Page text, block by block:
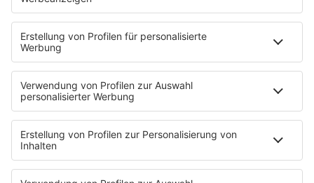
STARTSEITE
SERVICE
Kontakt
Newsletter
Jobs & Praktika
Pressekontakt
Presse & Downloads
Verkehr
Wetter